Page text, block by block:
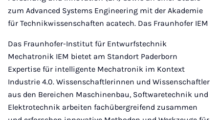
zum Advanced Systems Engineering mit der Akademie
für Technikwissenschaften acatech. Das Fraunhofer IEM
Das Fraunhofer-Institut für Entwurfstechnik
Mechatronik IEM bietet am Standort Paderborn
Expertise für intelligente Mechatronik im Kontext
Industrie 4.0. Wissenschaftlerinnen und Wissenschaftler
aus den Bereichen Maschinenbau, Softwaretechnik und
Elektrotechnik arbeiten fachübergreifend zusammen